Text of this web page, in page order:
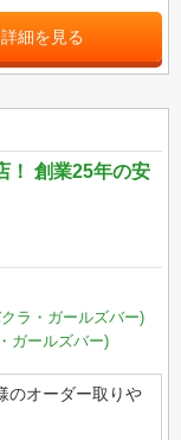
詳細を見る
！ 創業25年の安
ラ・ガールズバー)
ガールズバー)
のオーダー取りや